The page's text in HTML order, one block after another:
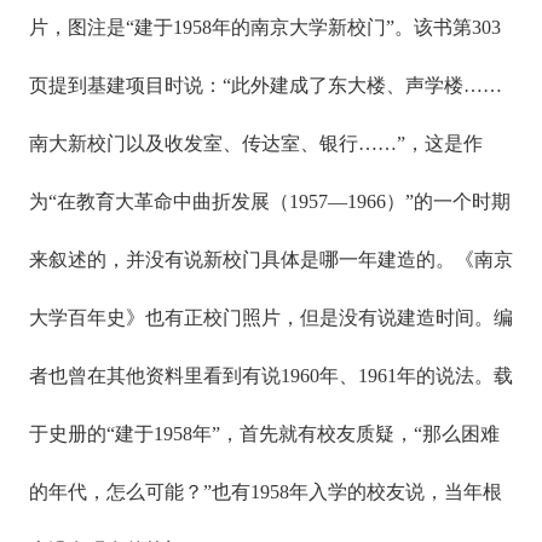
片，图注是“建于1958年的南京大学新校门”。该书第303
页提到基建项目时说：“此外建成了东大楼、声学楼……
南大新校门以及收发室、传达室、银行……”，这是作
为“在教育大革命中曲折发展（1957—1966）”的一个时期
来叙述的，并没有说新校门具体是哪一年建造的。《南京
大学百年史》也有正校门照片，但是没有说建造时间。编
者也曾在其他资料里看到有说1960年、1961年的说法。载
于史册的“建于1958年”，首先就有校友质疑，“那么困难
的年代，怎么可能？”也有1958年入学的校友说，当年根